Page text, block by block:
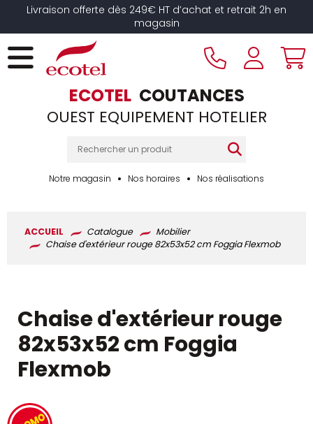
Livraison offerte dès 249€ HT d’achat et retrait 2h en
magasin
ECOTEL COUTANCES
OUEST EQUIPEMENT HOTELIER
Notre magasin Nos horaires Nos réalisations
ACCUEIL Catalogue
Mobilier
Chaise d'extérieur rouge 82x53x52 cm Foggia Flexmob
Chaise d'extérieur rouge
82x53x52 cm Foggia
Flexmob
Panneau de gestion des cookies